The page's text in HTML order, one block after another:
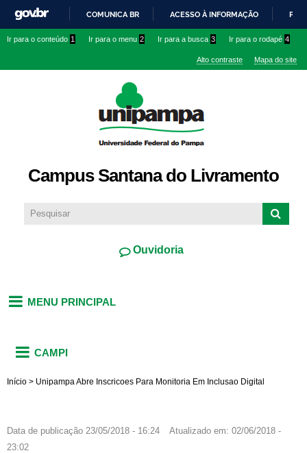
conteúdo
IR
O
COMUNICA BR ACESSO À INFORMAÇÃO
Ir para o conteúdo 1 Ir para o menu 2 Ir para a busca 3 Ir para o rodapé 4
Alto contraste Mapa do site
Campus Santana do Livramento
Ouvidoria
MENU PRINCIPAL
CAMPI
Início > Unipampa Abre Inscricoes Para Monitoria Em Inclusao Digital
Data de publicação 23/05/2018 - 16:24 Atualizado em: 02/06/2018 -
23:02